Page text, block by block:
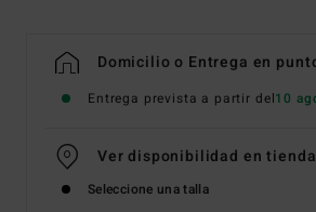
Domicilio o Entrega en
Entrega prevista a partir del10
Ver disponibilidad en tienda
Seleccione una talla